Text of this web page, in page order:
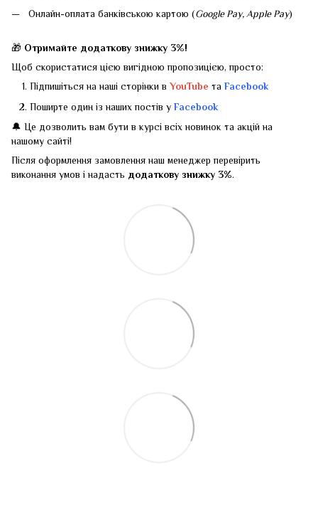
Онлайн-оплата банківською картою (Google Pay, Apple Pay)
🎁 Отримайте додаткову знижку 3%!
Щоб скористатися цією вигідною пропозицією, просто:
Підпишіться на наші сторінки вYouTube та Facebook
Поширте один із наших постів у Facebook
🔔 Це дозволить вам бути в курсі всіх новинок та акцій на
нашому сайті!
Після оформлення замовлення наш менеджер перевірить
виконання умов і надасть додаткову знижку 3%.